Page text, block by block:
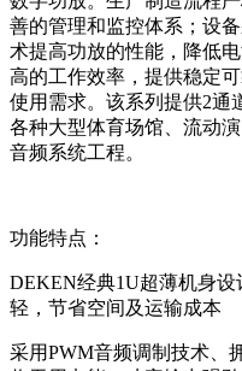
善的管理和监控体系；设
术提高功放的性能，降低
高的工作效率，提供稳定
使用需求。该系列提供2通
各种大型体育场馆、流动
音频系统工程。
功能特点：
DEKEN经典1U超薄机身
轻，节省空间及运输成本
采用PWM音频调制技术、